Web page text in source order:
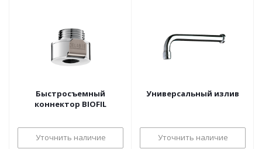
Быстросъемный
коннектор BIOFIL
Уточнить наличие
Универсальный излив
Уточнить наличие